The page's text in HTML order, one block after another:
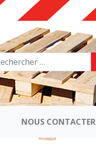
NOUS CONTACTER